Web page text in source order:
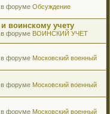
в форуме Обсуждение
воинскому учету
в форуме ВОИНСКИЙ УЧЕТ
в форуме Московский военный
в форуме Московский военный
в форуме Московский военный